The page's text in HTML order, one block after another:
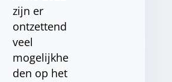
zijn er
ontzettend
veel
mogelijkhe
den op het